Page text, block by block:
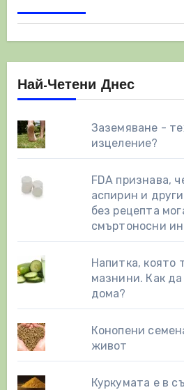
Най-Четени Днес
Заземяване -
изцеление?
FDA признава,
аспирин и
без рецепта
смъртоносни
Напитка, която
мазнини. Как
дома?
Конопени
живот
Куркумата е в